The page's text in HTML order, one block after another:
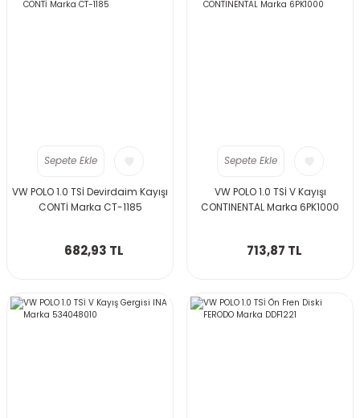
Sepete Ekle
VW POLO 1.0 TSİ Devirdaim Kayışı
CONTİ Marka CT-1185
682,93 TL
Sepete Ekle
VW POLO 1.0 TSİ V Kayışı
CONTINENTAL Marka 6PK1000
713,87 TL